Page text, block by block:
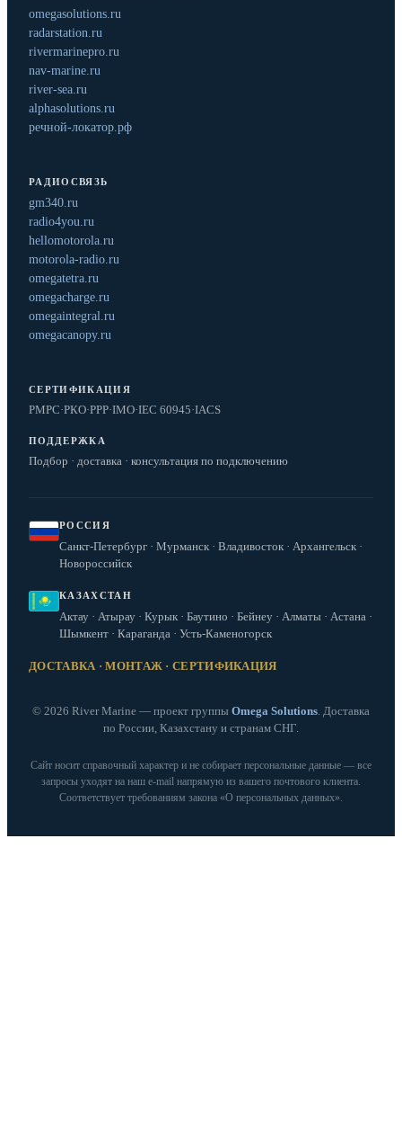
omegasolutions.ru
radarstation.ru
rivermarinepro.ru
nav-marine.ru
river-sea.ru
alphasolutions.ru
речной-локатор.рф
РАДИОСВЯЗЬ
gm340.ru
radio4you.ru
hellomotorola.ru
motorola-radio.ru
omegatetra.ru
omegacharge.ru
omegaintegral.ru
omegacanopy.ru
СЕРТИФИКАЦИЯ
РМРС·РКО·РРР·IMO·IEC 60945·IACS
ПОДДЕРЖКА
Подбор · доставка · консультация по подключению
РОССИЯ
Санкт-Петербург · Мурманск · Владивосток · Архангельск ·
Новороссийск
КАЗАХСТАН
Актау · Атырау · Курык · Баутино · Бейнеу · Алматы · Астана ·
Шымкент · Караганда · Усть-Каменогорск
ДОСТАВКА · МОНТАЖ · СЕРТИФИКАЦИЯ
© 2026 River Marine — проект группы Omega Solutions. Доставка
по России, Казахстану и странам СНГ.
Сайт носит справочный характер и не собирает персональные данные — все
запросы уходят на наш e‑mail напрямую из вашего почтового клиента.
Соответствует требованиям закона «О персональных данных».